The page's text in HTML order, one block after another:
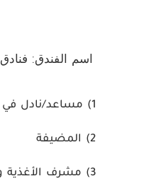
اسم الفندق:
1) مساعد/نادل في
2) المضيفة
3) مشرف الأغذية